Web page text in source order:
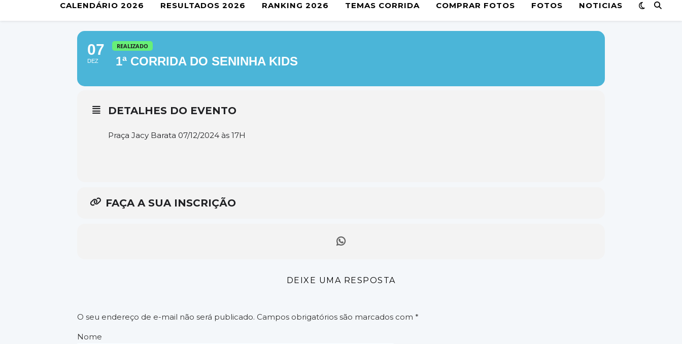
CALENDÁRIO 2026 RESULTADOS 2026 RANKING 2026 TEMAS CORRIDA COMPRAR FOTOS FOTOS NOTICIAS
07
DEZ
REALIZADO
1ª CORRIDA DO SENINHA KIDS
DETALHES DO EVENTO
Praça Jacy Barata 07/12/2024 às 17H
FAÇA A SUA INSCRIÇÃO
DEIXE UMA RESPOSTA
O seu endereço de e-mail não será publicado. Campos obrigatórios são marcados com *
Nome